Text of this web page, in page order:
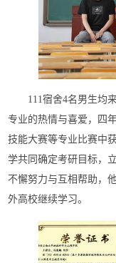
111宿舍4名男生均
专业的热情与喜爱，四
技能大赛等专业比赛中
学共同确定考研目标，
不懈努力与互相帮助，
外高校继续学习。